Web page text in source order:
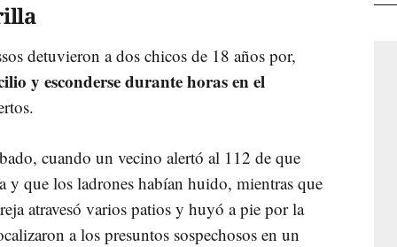
detuvieron a dos chicos de 18 años por,
y esconderse durante horas en el
cuando un vecino alertó al 112 de que
y que los ladrones habían huido, mientras que
atravesó varios patios y huyó a pie por la
a los presuntos sospechosos en un